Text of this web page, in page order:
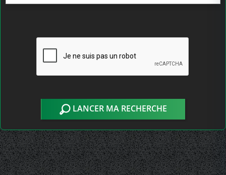
LANCER MA RECHERCHE